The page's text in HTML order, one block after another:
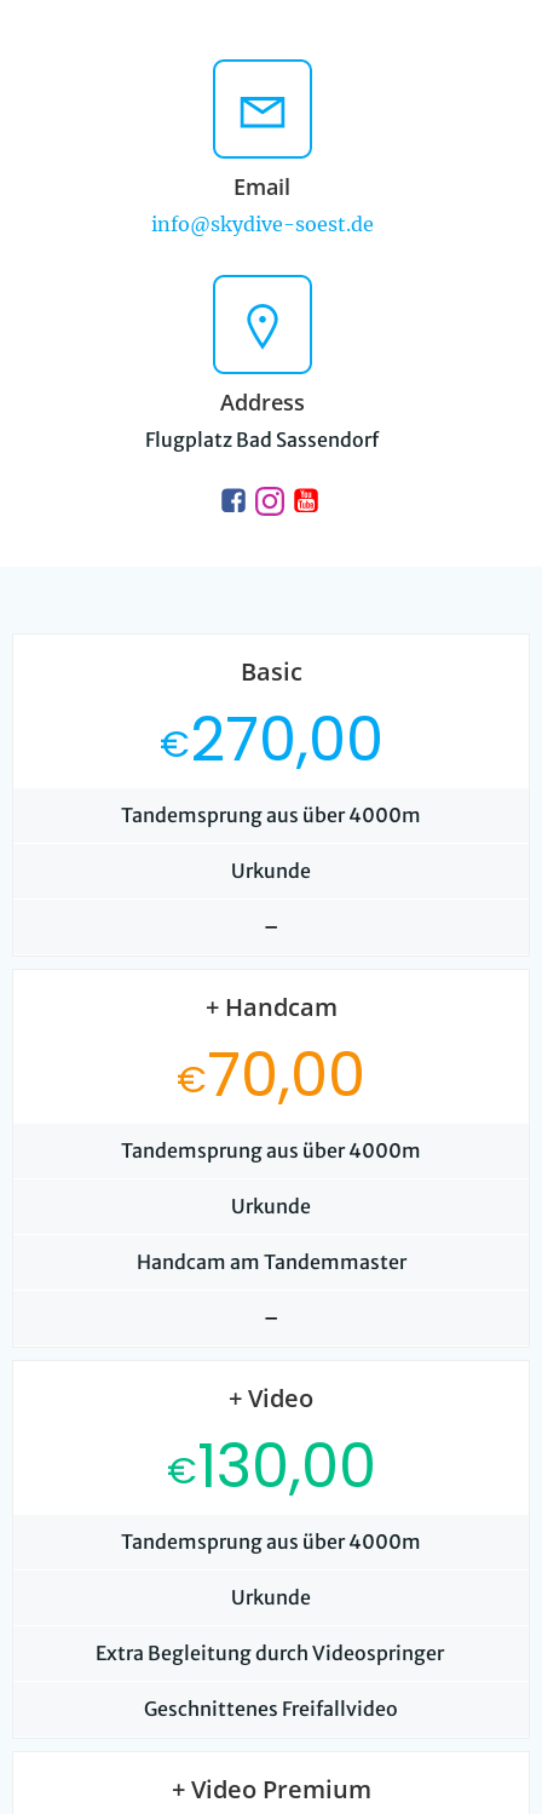
Email
info@skydive-soest.de
Address
Flugplatz Bad Sassendorf
Basic
€270,00
Tandemsprung aus über 4000m
Urkunde
–
+ Handcam
€70,00
Tandemsprung aus über 4000m
Urkunde
Handcam am Tandemmaster
–
+ Video
€130,00
Tandemsprung aus über 4000m
Urkunde
Extra Begleitung durch Videospringer
Geschnittenes Freifallvideo
+ Video Premium